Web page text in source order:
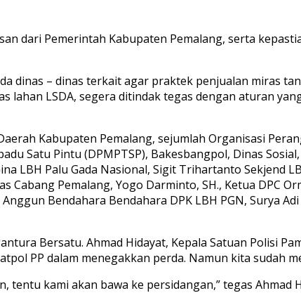
dari Pemerintah Kabupaten Pemalang, serta
dinas – dinas terkait agar praktek penjualan miras
lahan LSDA, segera ditindak tegas dengan aturan
Kabupaten Pemalang, sejumlah Organisasi
Satu Pintu (DPMPTSP), Bakesbangpol, Dinas
LBH Palu Gada Nasional, Sigit Trihartanto Sekjend
Cabang Pemalang, Yogo Darminto, SH., Ketua DPC
Bendahara Bendahara DPK LBH PGN, Surya
Bersatu. Ahmad Hidayat, Kepala Satuan Polisi
PP dalam menegakkan perda. Namun kita sudah
kami akan bawa ke persidangan,” tegas Ahmad